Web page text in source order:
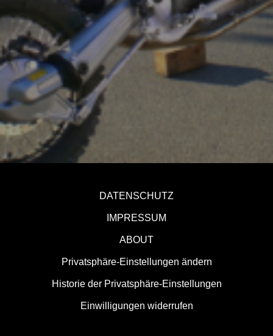
DATENSCHUTZ
IMPRESSUM
ABOUT
Privatsphäre-Einstellungen ändern
Historie der Privatsphäre-Einstellungen
Einwilligungen widerrufen